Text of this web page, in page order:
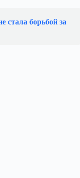
стала борьбой за